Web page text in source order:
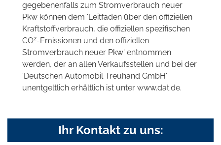
gegebenenfalls zum Stromverbrauch neuer
Pkw können dem 'Leitfaden über den offiziellen
Kraftstoffverbrauch, die offiziellen spezifischen
CO2-Emissionen und den offiziellen
Stromverbrauch neuer Pkw' entnommen
werden, der an allen Verkaufsstellen und bei der
'Deutschen Automobil Treuhand GmbH'
unentgeltlich erhältlich ist unter www.dat.de.
Ihr Kontakt zu uns: